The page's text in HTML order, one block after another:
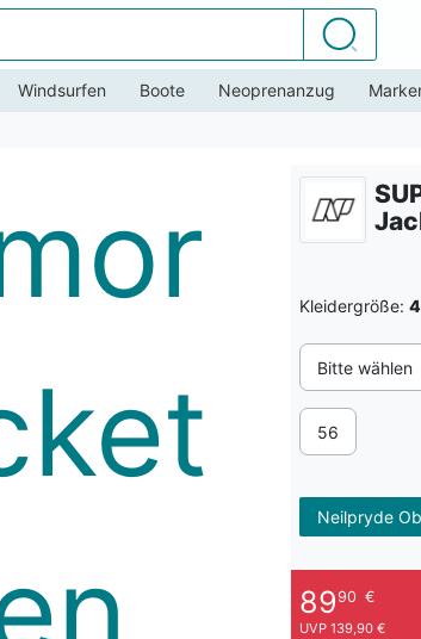
Suchen
Windsurfen Boote Neoprenanzug
Kleidergröße:
Bitte wählen
56
Neilpryde
8990 €
UVP 139,90 €